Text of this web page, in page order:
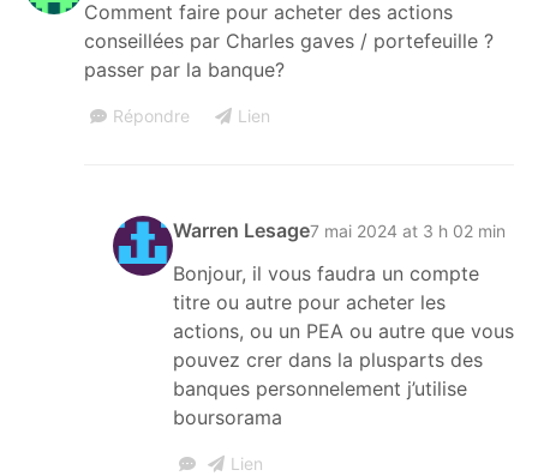
Comment faire pour acheter des actions
conseillées par Charles gaves / portefeuille ?
passer par la banque?
Répondre Lien
Warren Lesage7 mai 2024 at 3 h 02 min
Bonjour, il vous faudra un compte
titre ou autre pour acheter les
actions, ou un PEA ou autre que vous
pouvez crer dans la plusparts des
banques personnelement j’utilise
boursorama
Lien